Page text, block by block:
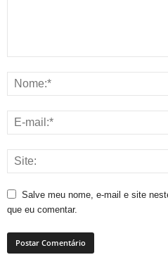
Salve meu nome, e-mail e site
que eu comentar.